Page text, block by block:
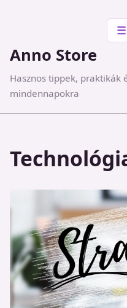
☰
Anno Store
Hasznos tippek, praktikák
mindennapokra